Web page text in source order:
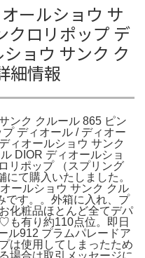
ールショウ サ
クロリポップ デ
ョウ サンク ク
細情報
ンク クルール 865 ピン
ディオール / ディオー
ィオールショウ サンク
DIOR ディオールショ
リポップ （スプリング
て購入いたしました。
ールショウ サンク クル
です。。外箱に入れ、プ
化粧品ほとんど全てデパ
も有り約110点位。即日
ル912 プラムパレードア
は使用してしまったため
場合は取引メッセージに